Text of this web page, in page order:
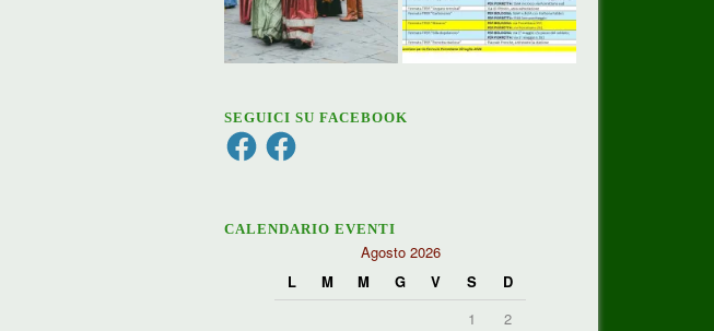
SEGUICI SU FACEBOOK
FacebookFacebook
CALENDARIO EVENTI
Agosto 2026
L
M M G V S
D
1
2